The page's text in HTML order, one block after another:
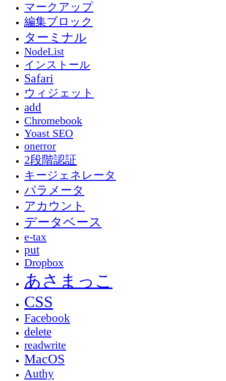
マークアップ
編集ブロック
ターミナル
NodeList
インストール
Safari
ウィジェット
add
Chromebook
Yoast SEO
onerror
2段階認証
キージェネレータ
パラメータ
アカウント
データベース
e-tax
put
Dropbox
あさまっこ
CSS
Facebook
delete
readwrite
MacOS
Authy